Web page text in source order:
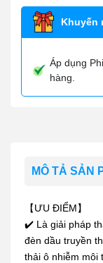
Khuyến
Áp dụng
hàng.
MÔ TẢ SẢN
【ƯU ĐIỂM】
✔️ Là giải pháp
đèn dầu truyền
thải ô nhiễm môi